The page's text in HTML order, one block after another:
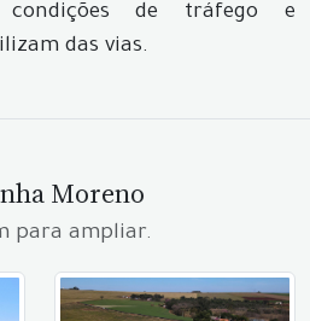
condições de tráfego e
das vias.
Moreno
para ampliar.